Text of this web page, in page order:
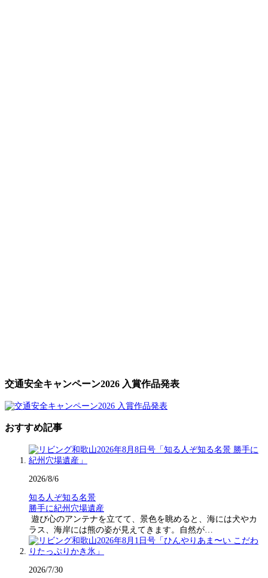
交通安全キャンペーン2026 入賞作品発表
おすすめ記事
2026/8/6
知る人ぞ知る名景
勝手に紀州穴場遺産
遊び心のアンテナを立てて、景色を眺めると、海には犬やカ
ラス、海岸には熊の姿が見えてきます。自然が…
2026/7/30